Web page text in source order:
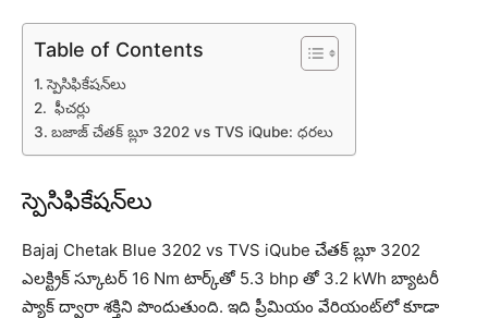
Table of Contents
స్పెసిఫికేషన్‌లు
ఫీచర్లు
బజాజ్ చేతక్ బ్లూ 3202 vs TVS iQube: ధరలు
స్పెసిఫికేషన్‌లు
Bajaj Chetak Blue 3202 vs TVS iQube చేతక్ బ్లూ 3202
ఎల‌క్ట్రిక్ స్కూట‌ర్‌ 16 Nm టార్క్‌తో 5.3 bhp తో 3.2 kWh బ్యాటరీ
ప్యాక్ ద్వారా శక్తిని పొందుతుంది. ఇది ప్రీమియం వేరియంట్‌లో కూడా